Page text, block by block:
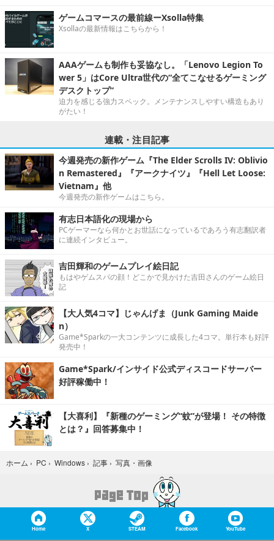
ゲームコマースの最前線ーXsolla特集
Xsollaの最新情報はこちらから！
AAAゲームも制作も妥協なし。「Lenovo Legion To
wer 5」はCore Ultra世代の“全てこなせるゲーミング
デスクトップ”
迫力を感じる強力スペック。メンテナンスしやすい構造もあり
がたい！
連載・注目記事
今週発売の新作ゲーム『The Elder Scrolls IV: Oblivio
n Remastered』『アークナイツ』『Hell Let Loose:
Vietnam』他
今週発売の新作ゲームはこちら。
有志日本語化の現場から
PCゲーマーなら何かとお世話になっているであろう有志翻訳者
に連続インタビュー。
吉田輝和のゲームプレイ絵日記
もはやゲムスパの顔！どこかで見かけた吉田さんのゲーム絵日
記
【大人気4コマ】じゃんげま（Junk Gaming Maide
n）
Game*Sparkの一大コンテンツに成長した4コマ。単行本も好評
発売中！
Game*Spark/インサイド公式ディスコードサーバー
好評稼働中！
【大喜利】『新種のゲーミング“蚊”が登場！ その特徴
とは？』回答募集中！
ホーム › PC › Windows › 記事 › 写真・画像
Home X STEAM Facebook YouTube